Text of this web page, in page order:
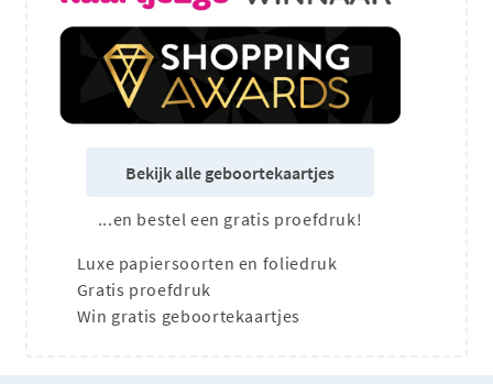
Bekijk alle geboortekaartjes
...en bestel een gratis proefdruk!
Luxe papiersoorten en foliedruk
Gratis proefdruk
Win gratis geboortekaartjes